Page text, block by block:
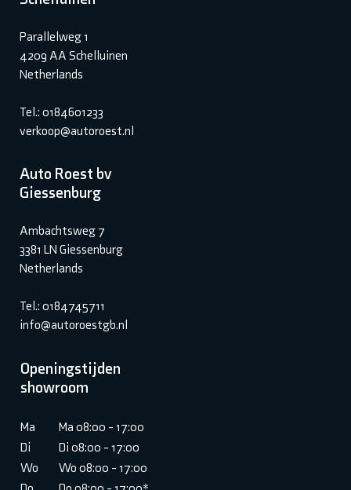
Parallelweg 1
4209 AA Schelluinen
Netherlands
Tel.: 0184601233
verkoop@autoroest.nl
Auto Roest bv
Giessenburg
Ambachtsweg 7
3381 LN Giessenburg
Netherlands
Tel.: 0184745711
info@autoroestgb.nl
Openingstijden
showroom
Ma
Ma 08:00 - 17:00
Di
Di 08:00 - 17:00
Wo
Wo 08:00 - 17:00